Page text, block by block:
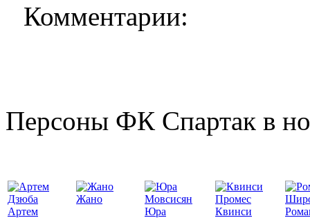
Комментарии:
Персоны ФК Спартак в
Артем
Жано
Юра
Квинси